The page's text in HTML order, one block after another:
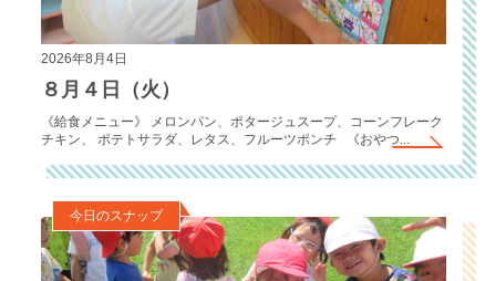
2026年8月4日
８月４日（火）
《給食メニュー》 メロンパン、ポタージュスープ、コーンフレーク
チキン、 ポテトサラダ、レタス、フルーツポンチ 《おやつ...
今日のスナップ